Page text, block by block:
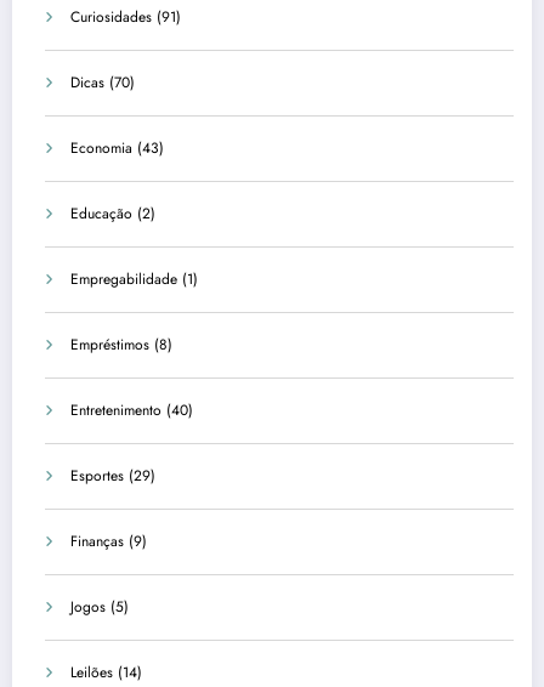
Curiosidades (91)
Dicas (70)
Economia (43)
Educação (2)
Empregabilidade (1)
Empréstimos (8)
Entretenimento (40)
Esportes (29)
Finanças (9)
Jogos (5)
Leilões (14)